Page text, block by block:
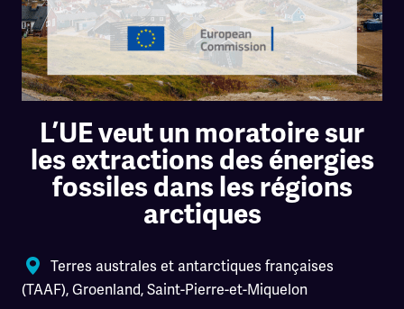
L’UE veut un moratoire sur
les extractions des énergies
fossiles dans les régions
arctiques
Terres australes et antarctiques françaises
(TAAF),Groenland,Saint-Pierre-et-Miquelon